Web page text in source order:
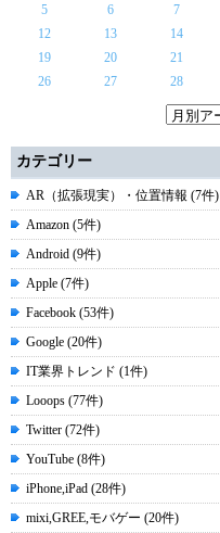
5
6 7
12
13 14
19
20 21
26
27 28
カテゴリー
AR（拡張現実）・位置情報 (7件)
Amazon (5件)
Android (9件)
Apple (7件)
Facebook (53件)
Google (20件)
IT業界トレンド (1件)
Looops (77件)
Twitter (72件)
YouTube (8件)
iPhone,iPad (28件)
mixi,GREE,モバゲー (20件)